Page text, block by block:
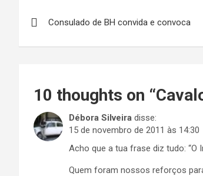
de
Consulado de BH convida e convoca
10 thoughts on “
Débora Silveira disse:
15 de novembro de 2011 às 14:30
Acho que a tua frase diz tudo: “O
Quem foram nossos reforços